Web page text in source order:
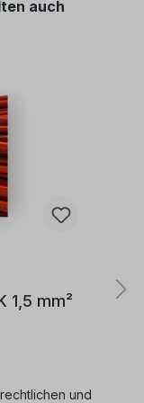
auch
1,5 mm²
und